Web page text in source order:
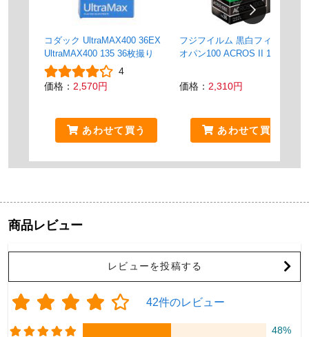
コダック UltraMAX400 36EX
UltraMAX400 135 36枚撮り
4
価格： 2,570円
あわせて買う
フジフイルム 黒白フィルム ネ
オパン100 ACROS II 135
価格： 2,310円
あわせて買う
商品レビュー
レビューを投稿する
42件のレビュー
48%